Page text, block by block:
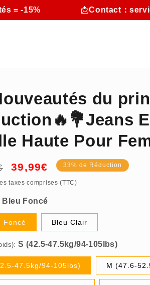
= -15% 📩Contact：
du
Haute Pour
Prix
promotionnel
39,99€ 33% de Réduction
taxes comprises (TTC)
Foncé Bleu Clair
94-105lbs)
47.5kg/94-105lbs) M (47.6-